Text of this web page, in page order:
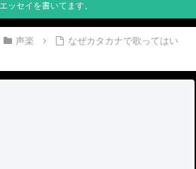
ッセイを書いてます。
声楽
なぜカタカナで歌ってはい